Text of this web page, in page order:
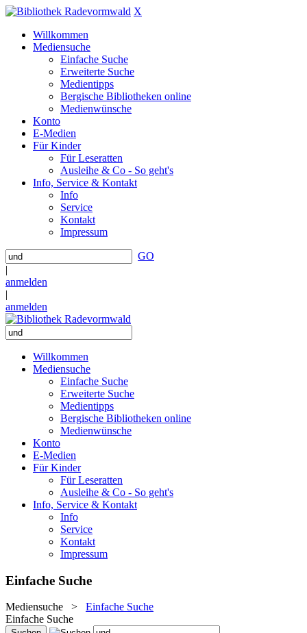
X
Willkommen
Mediensuche
Einfache Suche
Erweiterte Suche
Medientipps
Bergische Bibliotheken online
Medienwünsche
Konto
E-Medien
Für Kinder
Für Leseratten
Ausleihe & Co - So geht's
Info, Service & Kontakt
Info
Service
Kontakt
Impressum
GO
|
anmelden
|
anmelden
Willkommen
Mediensuche
Einfache Suche
Erweiterte Suche
Medientipps
Bergische Bibliotheken online
Medienwünsche
Konto
E-Medien
Für Kinder
Für Leseratten
Ausleihe & Co - So geht's
Info, Service & Kontakt
Info
Service
Kontakt
Impressum
Einfache Suche
Mediensuche > Einfache Suche
Einfache Suche